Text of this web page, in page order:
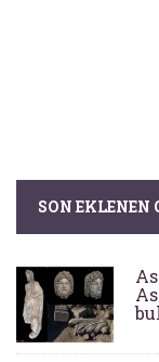
SON EKLENEN